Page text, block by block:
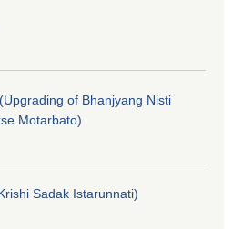
of Bhanjyang Nisti
Motarbato)
Sadak Istarunnati)